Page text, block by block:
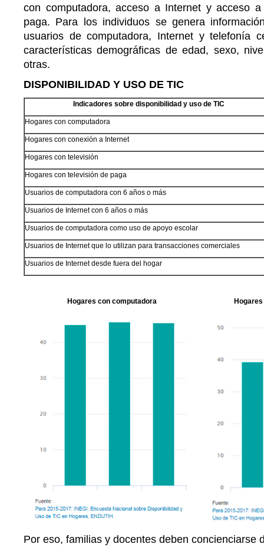
con computadora, acceso a Internet y acceso
paga. Para los individuos se genera
usuarios de computadora, Internet y telefonía
características demográficas de edad, sexo,
otras.
DISPONIBILIDAD Y USO DE TIC
Indicadores sobre disponibilidad y uso de TIC
Hogares con computadora
Hogares con conexión a Internet
Hogares con televisión
Hogares con televisión de paga
Usuarios de computadora con 6 años o más
Usuarios de Internet con 6 años o más
Usuarios de computadora como uso de apoyo escolar
Usuarios de Internet que lo utilizan para transacciones comerciales
Usuarios de Internet desde fuera del hogar
Hogares con computadora
Por eso, familias y docentes deben concienciarse